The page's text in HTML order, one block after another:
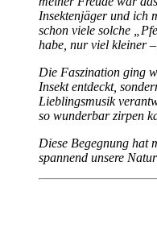
Insektenjäger und ich
schon viele solche
habe, nur viel kleiner
Die Faszination ging
Insekt entdeckt,
Lieblingsmusik
so wunderbar zirpen
Diese Begegnung hat
spannend unsere